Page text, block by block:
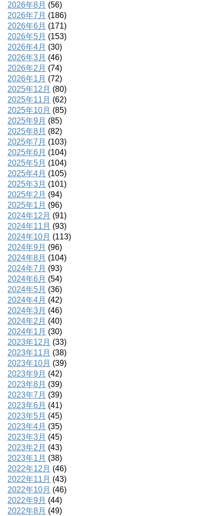
2026年8月 (56)
2026年7月 (186)
2026年6月 (171)
2026年5月 (153)
2026年4月 (30)
2026年3月 (46)
2026年2月 (74)
2026年1月 (72)
2025年12月 (80)
2025年11月 (62)
2025年10月 (85)
2025年9月 (85)
2025年8月 (82)
2025年7月 (103)
2025年6月 (104)
2025年5月 (104)
2025年4月 (105)
2025年3月 (101)
2025年2月 (94)
2025年1月 (96)
2024年12月 (91)
2024年11月 (93)
2024年10月 (113)
2024年9月 (96)
2024年8月 (104)
2024年7月 (93)
2024年6月 (54)
2024年5月 (36)
2024年4月 (42)
2024年3月 (46)
2024年2月 (40)
2024年1月 (30)
2023年12月 (33)
2023年11月 (38)
2023年10月 (39)
2023年9月 (42)
2023年8月 (39)
2023年7月 (39)
2023年6月 (41)
2023年5月 (45)
2023年4月 (35)
2023年3月 (45)
2023年2月 (43)
2023年1月 (38)
2022年12月 (46)
2022年11月 (43)
2022年10月 (46)
2022年9月 (44)
2022年8月 (49)